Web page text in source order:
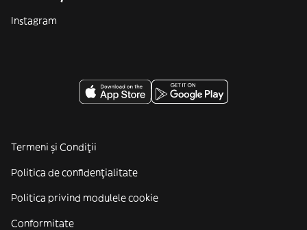
Instagram
Termeni și Condiții
Politica de confidenţialitate
Politica privind modulele cookie
Conformitate